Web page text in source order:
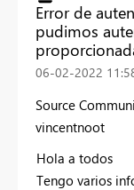
Error de
pudimos
‎06-02-2022
Source
vincentnoot
Hola a todos
Tengo varios